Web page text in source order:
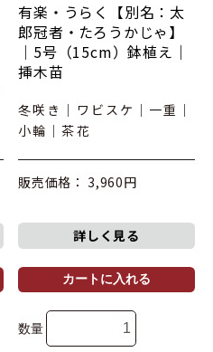
有楽・うらく【別名：太
郎冠者・たろうかじゃ】
｜5号（15cm）鉢植え｜
挿木苗
冬咲き｜ワビスケ｜一重｜
小輪｜茶花
販売価格： 3,960円
詳しく見る
カートに入れる
数量